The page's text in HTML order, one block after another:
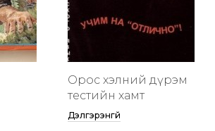
Орос хэлний дүрэм
тестийн хамт
Дэлгэрэнгүй